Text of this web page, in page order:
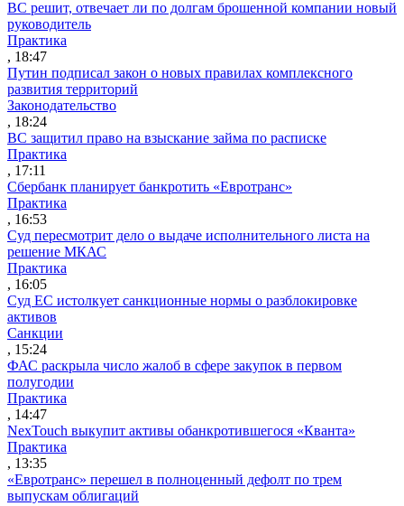
ВС решит, отвечает ли по долгам брошенной компании новый
руководитель
Практика
, 18:47
Путин подписал закон о новых правилах комплексного
развития территорий
Законодательство
, 18:24
ВС защитил право на взыскание займа по расписке
Практика
, 17:11
Сбербанк планирует банкротить «Евротранс»
Практика
, 16:53
Суд пересмотрит дело о выдаче исполнительного листа на
решение МКАС
Практика
, 16:05
Суд ЕС истолкует санкционные нормы о разблокировке
активов
Санкции
, 15:24
ФАС раскрыла число жалоб в сфере закупок в первом
полугодии
Практика
, 14:47
NexTouch выкупит активы обанкротившегося «Кванта»
Практика
, 13:35
«Евротранс» перешел в полноценный дефолт по трем
выпускам облигаций